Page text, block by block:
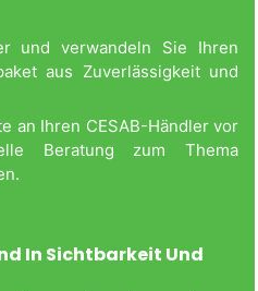
und verwandeln Sie Ihren
aus Zuverlässigkeit und
an Ihren CESAB-Händler vor
Beratung zum Thema
In Sichtbarkeit Und